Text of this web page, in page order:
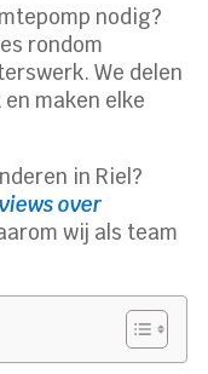
nodig?
rondom
We delen
maken elke
in Riel?
over
wij als team